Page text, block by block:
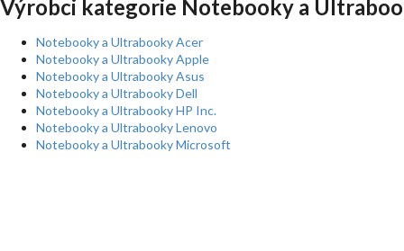
Výrobci kategorie Notebooky a
Notebooky a Ultrabooky Acer
Notebooky a Ultrabooky Apple
Notebooky a Ultrabooky Asus
Notebooky a Ultrabooky Dell
Notebooky a Ultrabooky HP Inc.
Notebooky a Ultrabooky Lenovo
Notebooky a Ultrabooky Microsoft